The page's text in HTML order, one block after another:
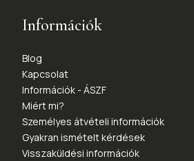
Információk
Blog
Kapcsolat
Információk - ÁSZF
Miért mi?
Személyes átvételi információk
Gyakran ismételt kérdések
Visszaküldési információk